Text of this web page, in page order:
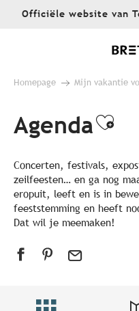
AllerOfficiële website van
Homepage Mijn vakantie
Agenda
Concerten, festivals,
zeilfeesten… en ga nog
eropuit, leeft en is in
feeststemming en heeft
Dat wil je meemaken!